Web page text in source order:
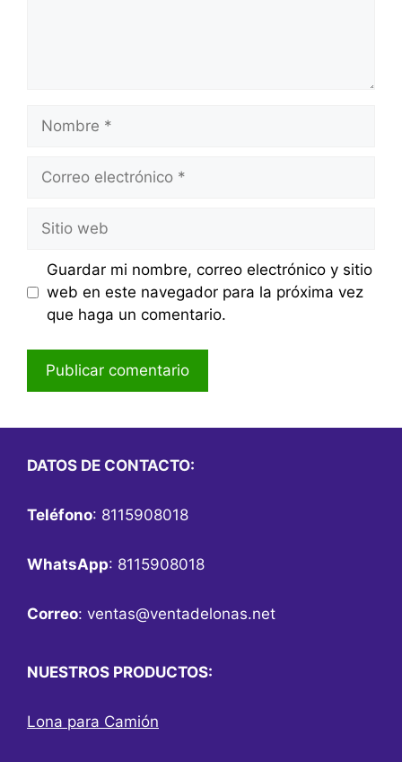
Nombre
Correo
Sitio
web
Guardar mi nombre, correo electrónico y sitio
web en este navegador para la próxima vez
que haga un comentario.
DATOS DE CONTACTO:
Teléfono: 8115908018
WhatsApp: 8115908018
Correo: ventas@ventadelonas.net
NUESTROS PRODUCTOS:
Lona para Camión